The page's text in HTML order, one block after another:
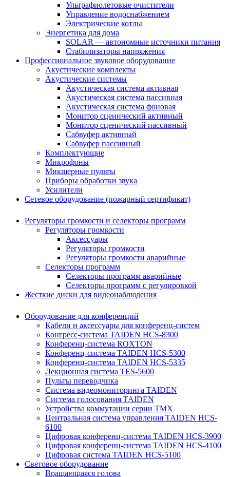
Ультрафиолетовые очистители
Управление водоснабжением
Электрические котлы
Энергетика для дома
SOLAR — автономные источники питания
Стабилизаторы напряжения
Профессиональное звуковое оборудование
Акустические комплекты
Акустические системы
Акустическая система активная
Акустическая система пассивная
Акустическая система фоновая
Монитор сценический активный
Монитор сценический пассивный
Сабвуфер активный
Сабвуфер пассивный
Комплектующие
Микрофоны
Микшерные пульты
Приборы обработки звука
Усилители
Сетевое оборудование (пожарный сертификат)
Регуляторы громкости и селекторы программ
Регуляторы громкости
Аксессуары
Регуляторы громкости
Регуляторы громкости аварийные
Селекторы программ
Селекторы программ аварийные
Селекторы программ с регулировкой
Жесткие диски для видеонаблюдения
Оборудование для конференций
Кабели и аксессуары для конференц-систем
Конгресс-система TAIDEN HCS-8300
Конференц-система ROXTON
Конференц-система TAIDEN HCS-5300
Конференц-система TAIDEN HCS-5335
Лекционная система TES-5600
Пульты переводчика
Система видеомониторинга TAIDEN
Система голосования TAIDEN
Устройства коммутации серии TMX
Центральная система управления TAIDEN HCS-
6100
Цифровая конференц-система TAIDEN HCS-3900
Цифровая конференц-система TAIDEN HCS-4100
Цифровая система TAIDEN HCS-5100
Световое оборудование
Вращающаяся голова